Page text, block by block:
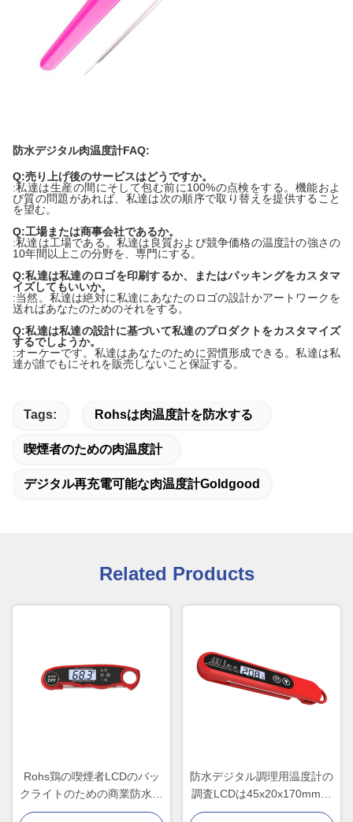
防水デジタル肉温度計FAQ:
Q:売り上げ後のサービスはどうですか。
:私達は生産の間にそして包む前に100%の点検をする。機能およ
び質の問題があれば、私達は次の順序で取り替えを提供すること
を望む。
Q:工場または商事会社であるか。
:私達は工場である。私達は良質および競争価格の温度計の強さの
10年間以上この分野を、専門にする。
Q:私達は私達のロゴを印刷するか、またはパッキングをカスタマ
イズしてもいいか。
:当然。私達は絶対に私達にあなたのロゴの設計かアートワークを
送ればあなたのためのそれをする。
Q:私達は私達の設計に基づいて私達のプロダクトをカスタマイズ
するでしようか。
:オーケーです。私達はあなたのために習慣形成できる。私達は私
達が誰でもにそれを販売しないこと保証する。
Tags: Rohsは肉温度計を防水する
喫煙者のための肉温度計
デジタル再充電可能な肉温度計Goldgood
Related Products
Rohs鶏の喫煙者LCDのバッ
クライトのための商業防水肉
温度計
防水デジタル調理用温度計の
調査LCDは45x20x170mmを
表示する